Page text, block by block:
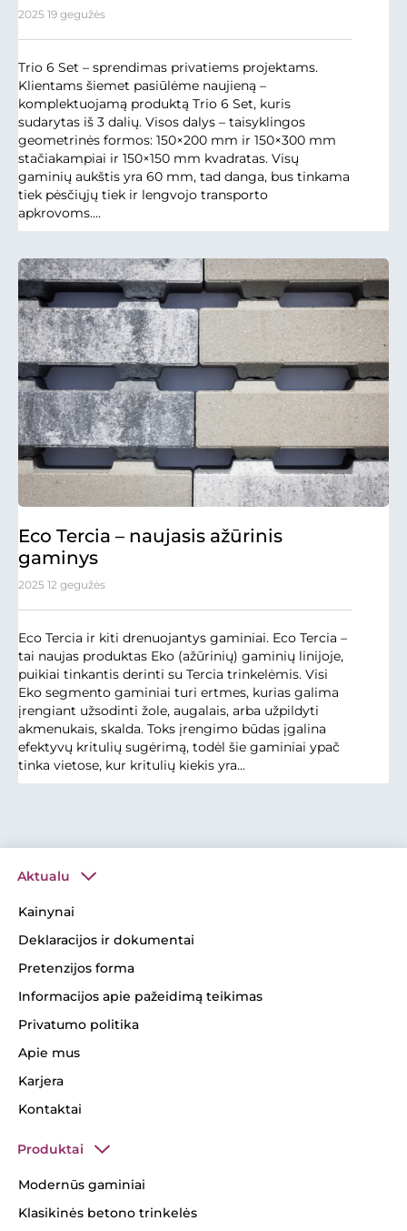
2025 19 gegužės
Trio 6 Set – sprendimas privatiems projektams.
Klientams šiemet pasiūlėme naujieną –
komplektuojamą produktą Trio 6 Set, kuris
sudarytas iš 3 dalių. Visos dalys – taisyklingos
geometrinės formos: 150×200 mm ir 150×300 mm
stačiakampiai ir 150×150 mm kvadratas. Visų
gaminių aukštis yra 60 mm, tad danga, bus tinkama
tiek pėsčiųjų tiek ir lengvojo transporto
apkrovoms....
Eco Tercia – naujasis ažūrinis
gaminys
2025 12 gegužės
Eco Tercia ir kiti drenuojantys gaminiai. Eco Tercia –
tai naujas produktas Eko (ažūrinių) gaminių linijoje,
puikiai tinkantis derinti su Tercia trinkelėmis. Visi
Eko segmento gaminiai turi ertmes, kurias galima
įrengiant užsodinti žole, augalais, arba užpildyti
akmenukais, skalda. Toks įrengimo būdas įgalina
efektyvų kritulių sugėrimą, todėl šie gaminiai ypač
tinka vietose, kur kritulių kiekis yra...
Aktualu
Kainynai
Deklaracijos ir dokumentai
Pretenzijos forma
Informacijos apie pažeidimą teikimas
Privatumo politika
Apie mus
Karjera
Kontaktai
Produktai
Modernūs gaminiai
Klasikinės betono trinkelės